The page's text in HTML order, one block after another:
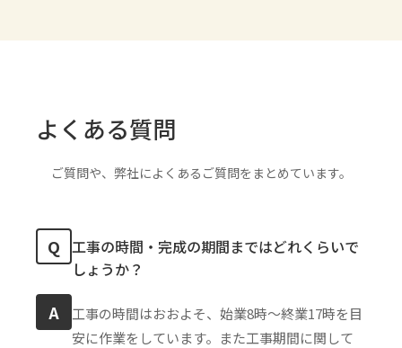
よくある質問
ご質問や、弊社によくあるご質問をまとめています。
Q 工事の時間・完成の期間まではどれくらいで
しょうか？
A
工事の時間はおおよそ、始業8時〜終業17時を目
安に作業をしています。また工事期間に関して